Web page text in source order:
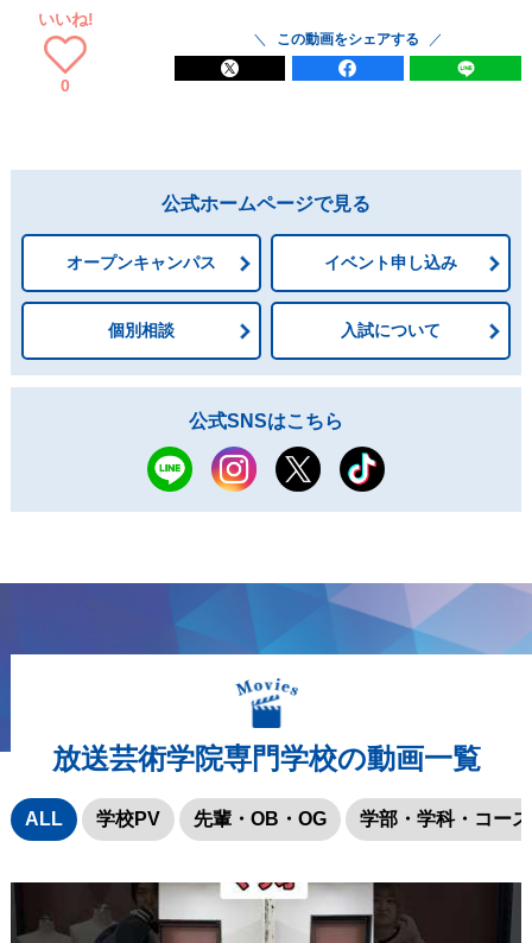
いいね!
0
この動画をシェアする
公式ホームページで見る
オープンキャンパス イベント申し込み
個別相談 入試について
公式SNSはこちら
放送芸術学院専門学校の動画一覧
ALL 学校PV 先輩・OB・OG 学部・学科・コース